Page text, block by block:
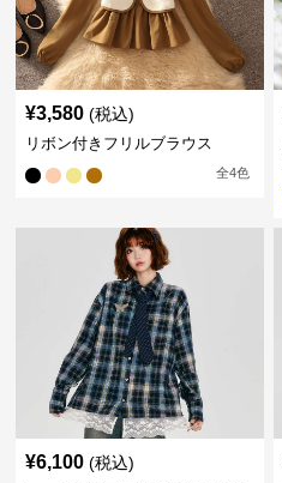
¥3,580 (税込)
リボン付きフリルブラウス
全4色
¥6,100 (税込)